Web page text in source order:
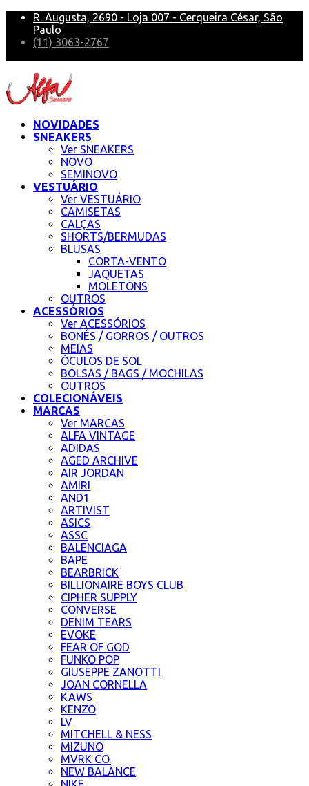
R. Augusta, 2690 - Loja 007 - Cerqueira César, São
Paulo
(11) 3063-2767
NOVIDADES
SNEAKERS
Ver SNEAKERS
NOVO
SEMINOVO
VESTUÁRIO
Ver VESTUÁRIO
CAMISETAS
CALÇAS
SHORTS/BERMUDAS
BLUSAS
CORTA-VENTO
JAQUETAS
MOLETONS
OUTROS
ACESSÓRIOS
Ver ACESSÓRIOS
BONÉS / GORROS / OUTROS
MEIAS
ÓCULOS DE SOL
BOLSAS / BAGS / MOCHILAS
OUTROS
COLECIONÁVEIS
MARCAS
Ver MARCAS
ALFA VINTAGE
ADIDAS
AGED ARCHIVE
AIR JORDAN
AMIRI
AND1
ARTIVIST
ASICS
ASSC
BALENCIAGA
BAPE
BEARBRICK
BILLIONAIRE BOYS CLUB
CIPHER SUPPLY
CONVERSE
DENIM TEARS
EVOKE
FEAR OF GOD
FUNKO POP
GIUSEPPE ZANOTTI
JOAN CORNELLA
KAWS
KENZO
LV
MITCHELL & NESS
MIZUNO
MVRK CO.
NEW BALANCE